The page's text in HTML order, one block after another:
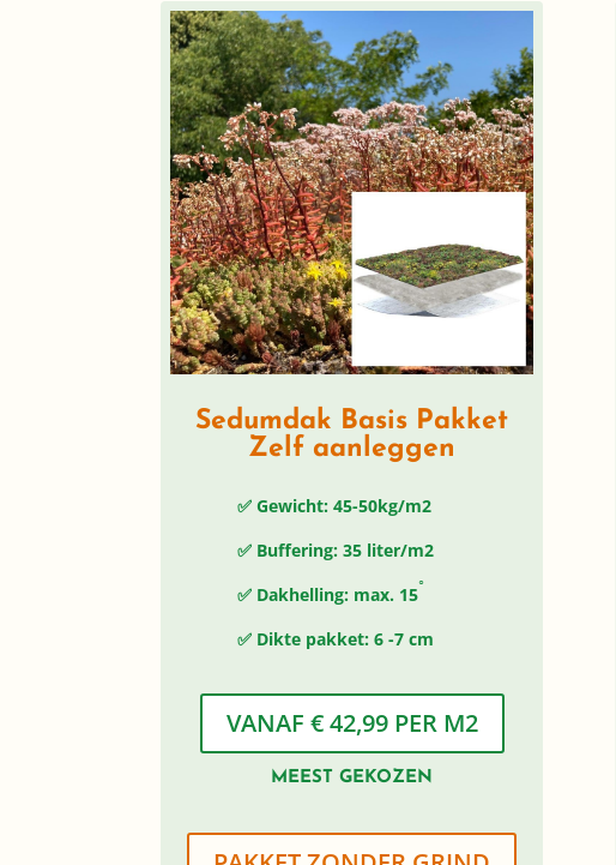
Sedumdak Basis Pakket
Zelf aanleggen
✅ Gewicht: 45-50kg/m2
✅ Buffering: 35 liter/m2
✅ Dakhelling: max. 15
◦
✅ Dikte pakket: 6 -7 cm
VANAF € 42,99 PER M2
MEEST GEKOZEN